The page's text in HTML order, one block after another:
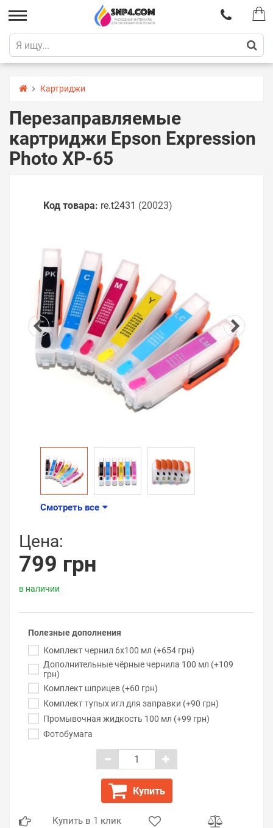
Картриджи
Перезаправляемые
картриджи Epson Expression
Photo XP-65
Код товара: re.t2431 (20023)
Смотреть все
Цена:
799 грн
в наличии
Полезные дополнения
Комплект чернил 6x100 мл (+654 грн)
Дополнительные чёрные чернила 100 мл (+109
грн)
Комплект шприцев (+60 грн)
Комплект тупых игл для заправки (+90 грн)
Промывочная жидкость 100 мл (+99 грн)
Фотобумага
Купить
Купить в 1 клик